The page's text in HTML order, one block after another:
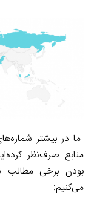
ما در بیشتر
منابع صرف‌نظر
بودن برخی مطالب
می‌کنیم: